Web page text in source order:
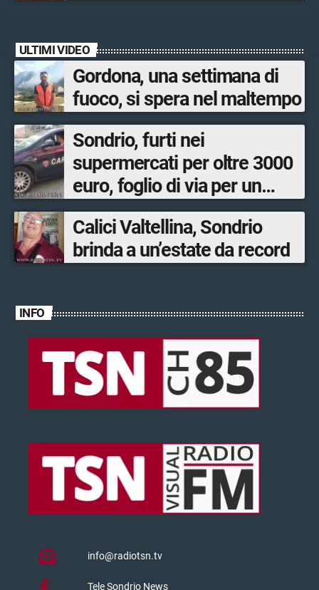
ULTIMI VIDEO
Gordona, una settimana di
fuoco, si spera nel maltempo
Sondrio, furti nei
supermercati per oltre 3000
euro, foglio di via per un
ventinovenne
Calici Valtellina, Sondrio
brinda a un’estate da record
INFO
info@radiotsn.tv
Tele Sondrio News